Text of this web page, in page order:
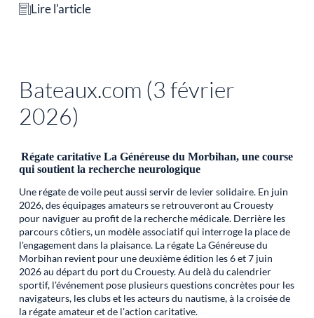
Lire l'article
Bateaux.com (3 février
2026)
Régate caritative La Généreuse du Morbihan, une course
qui soutient la recherche neurologique
Une régate de voile peut aussi servir de levier solidaire. En juin
2026, des équipages amateurs se retrouveront au Crouesty
pour naviguer au profit de la recherche médicale. Derrière les
parcours côtiers, un modèle associatif qui interroge la place de
l'engagement dans la plaisance. La régate La Généreuse du
Morbihan revient pour une deuxième édition les 6 et 7 juin
2026 au départ du port du Crouesty. Au delà du calendrier
sportif, l'événement pose plusieurs questions concrètes pour les
navigateurs, les clubs et les acteurs du nautisme, à la croisée de
la régate amateur et de l'action caritative.